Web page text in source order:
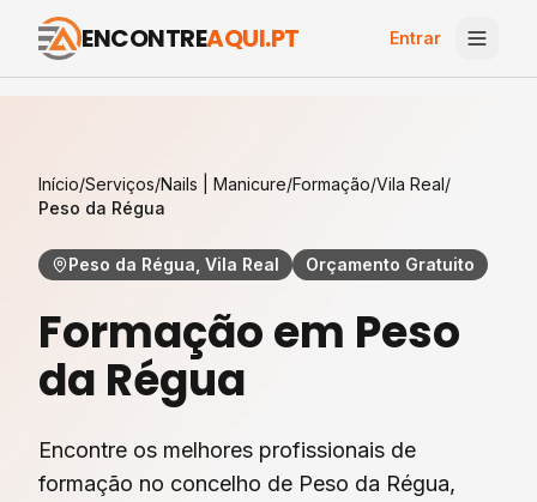
ENCONTREAQUI.PT Entrar
Início/Serviços/Nails | Manicure/Formação/Vila Real/
Peso da Régua
Peso da Régua, Vila Real Orçamento Gratuito
Formaçãoem Peso
da Régua
Encontre os melhores profissionais de
formação no concelho de Peso da Régua,